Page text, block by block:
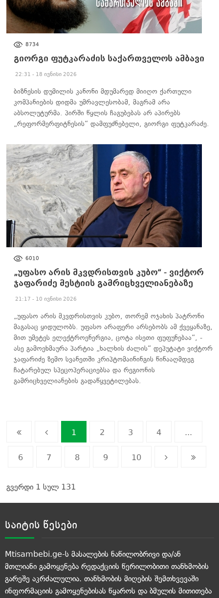
8734
გიორგი ფუტკარაძის საქართველოს ამბავი
22:31 - 18 ივნისი 2026
ბიზნესის დუმილის კანონი მდუმარედ მიიღო ქართული
კომპანიების დიდმა უმრავლესობამ, მაგრამ არა
აბსოლუტურმა. პირში წყლის ჩაგუბებას არ აპირებს
„რეფორმერფიტნესის“ დამფუძნებელი, გიორგი ფუტკარაძე.
6010
„უფასო არის მკვდრისთვის კუბო“ - ვიქტორ
ჯაფარიძე მესტიის გამრიცხველიანებაზე
21:17 - 10 ივნისი 2026
„უფასო არის მკვდრისთვის კუბო, თორემ ოჯახის პატრონი
მაგასაც ყიდულობს. უფასო არაფერი არსებობს ამ ქვეყანაზე,
მით უმეტეს ელექტროენერგია, ცოტა ისეთი ფუფუნებაა“, -
ასე გამოეხმაურა პარტია „ხალხის ძალის“ დეპუტატი ვიქტორ
ჯაფარიძე ზემო სვანეთში კრიპტომაინინგის წინააღმდეგ
ჩატარებულ სპეცოპერაციებსა და რეგიონის
გამრიცხველიანების გადაწყვეტილებას.
1 2 3 4 ...
6 7 8 9 10
გვერდი 1 სულ 131
საიტის წესები
Mtisambebi.ge-ს მასალების ნაწილობრივი და/ან
მთლიანი გამოყენება რედაქციის წერილობითი თანხმობის
გარეშე აკრძალულია. თანხმობის მიღების შემთხვევაში
ინფორმაციის გამოყენებისას წყაროს და ბმულის მითითება